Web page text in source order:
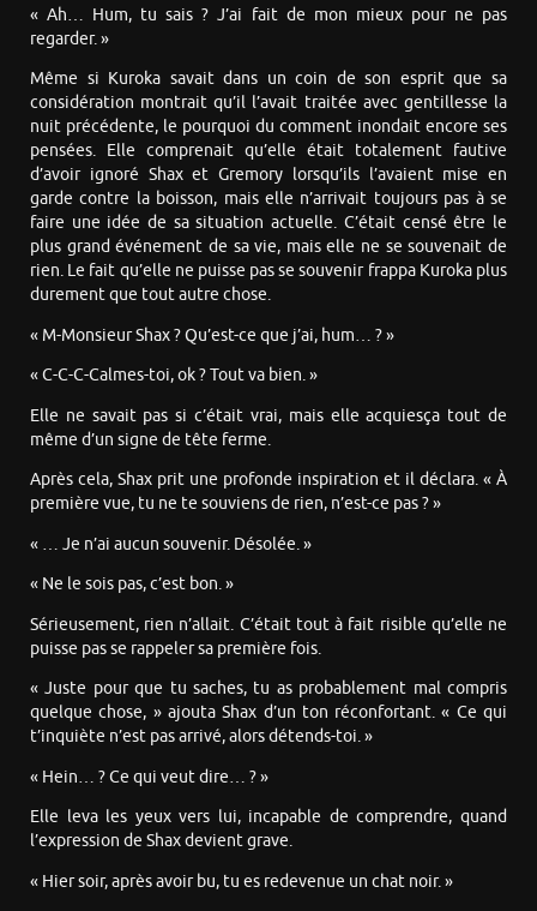
« Ah… Hum, tu sais ? J’ai fait de mon mieux pour ne pas
regarder. »
Même si Kuroka savait dans un coin de son esprit que sa
considération montrait qu’il l’avait traitée avec gentillesse la
nuit précédente, le pourquoi du comment inondait encore ses
pensées. Elle comprenait qu’elle était totalement fautive
d’avoir ignoré Shax et Gremory lorsqu’ils l’avaient mise en
garde contre la boisson, mais elle n’arrivait toujours pas à se
faire une idée de sa situation actuelle. C’était censé être le
plus grand événement de sa vie, mais elle ne se souvenait de
rien. Le fait qu’elle ne puisse pas se souvenir frappa Kuroka plus
durement que tout autre chose.
« M-Monsieur Shax ? Qu’est-ce que j’ai, hum… ? »
« C-C-C-Calmes-toi, ok ? Tout va bien. »
Elle ne savait pas si c’était vrai, mais elle acquiesça tout de
même d’un signe de tête ferme.
Après cela, Shax prit une profonde inspiration et il déclara. « À
première vue, tu ne te souviens de rien, n’est-ce pas ? »
« … Je n’ai aucun souvenir. Désolée. »
« Ne le sois pas, c’est bon. »
Sérieusement, rien n’allait. C’était tout à fait risible qu’elle ne
puisse pas se rappeler sa première fois.
« Juste pour que tu saches, tu as probablement mal compris
quelque chose, » ajouta Shax d’un ton réconfortant. « Ce qui
t’inquiète n’est pas arrivé, alors détends-toi. »
« Hein… ? Ce qui veut dire… ? »
Elle leva les yeux vers lui, incapable de comprendre, quand
l’expression de Shax devient grave.
« Hier soir, après avoir bu, tu es redevenue un chat noir. »